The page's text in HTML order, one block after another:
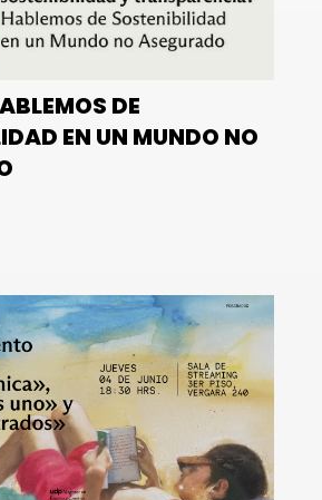
DE
EN UN MUNDO NO